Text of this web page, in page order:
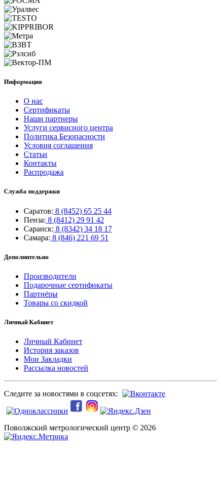
Информация
О нас
Сертификаты
Наши партнеры
Услуги сервисного центра
Политика Безопасности
Условия соглашения
Статьи
Контакты
Распродажа
Служба поддержки
Саратов: 8 (8452) 65 25 44
Пенза: 8 (8412) 29 91 42
Саранск: 8 (8342) 34 18 17
Самара: 8 (846) 221 69 51
Дополнительно
Производители
Подарочные сертификаты
Партнёры
Товары со скидкой
Личный Кабинет
Личный Кабинет
История заказов
Мои Закладки
Рассылка новостей
Следите за новостями в соцсетях:
Поволжский метрологический центр © 2026